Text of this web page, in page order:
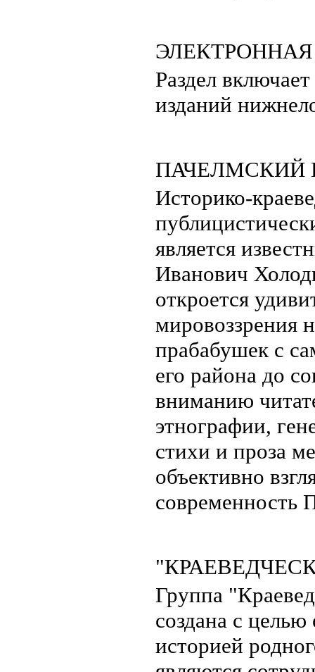
Раздел
изданий
ПАЧЕЛМСКИЙ
Историко-
является
Иванович
откроется
мировоззрения
прабабушек с
его района до
вниманию
этнографии,
стихи и проза
объективно
современность
Группа
создана с
историей